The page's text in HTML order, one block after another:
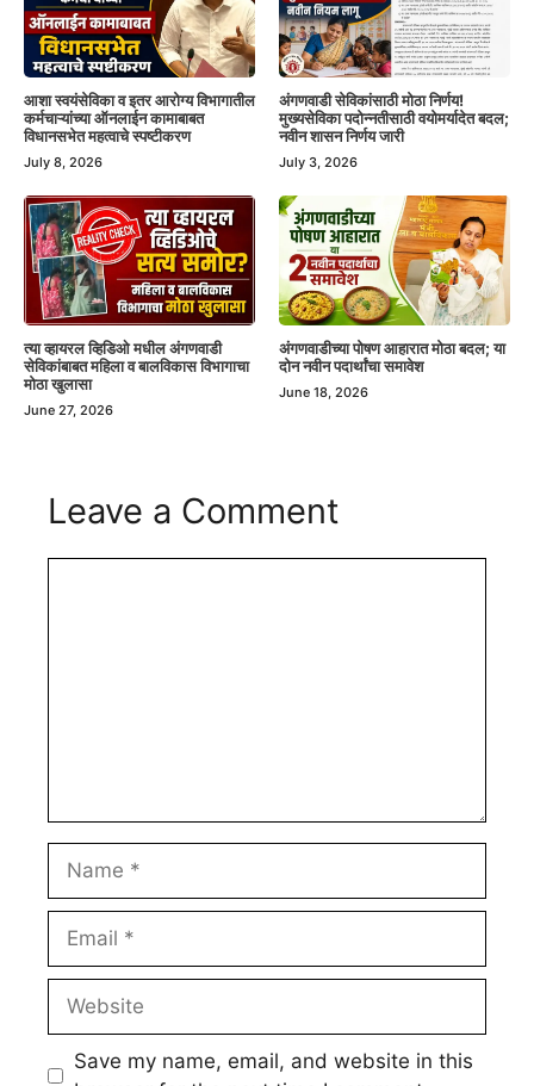
आशा स्वयंसेविका व इतर आरोग्य विभागातील
कर्मचाऱ्यांच्या ऑनलाईन कामाबाबत
विधानसभेत महत्वाचे स्पष्टीकरण
July 8, 2026
अंगणवाडी सेविकांसाठी मोठा निर्णय!
मुख्यसेविका पदोन्नतीसाठी वयोमर्यादेत बदल;
नवीन शासन निर्णय जारी
July 3, 2026
त्या व्हायरल व्हिडिओ मधील अंगणवाडी
सेविकांबाबत महिला व बालविकास विभागाचा
मोठा खुलासा
June 27, 2026
अंगणवाडीच्या पोषण आहारात मोठा बदल; या
दोन नवीन पदार्थांचा समावेश
June 18, 2026
Leave a Comment
Save my name, email, and website in this